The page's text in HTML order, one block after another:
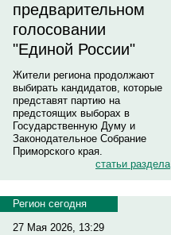
предварительном
голосовании
"Единой России"
Жители региона продолжают
выбирать кандидатов, которые
представят партию на
предстоящих выборах в
Государственную Думу и
Законодательное Собрание
Приморского края.
статьи раздела
Регион сегодня
27 Мая 2026, 13:29